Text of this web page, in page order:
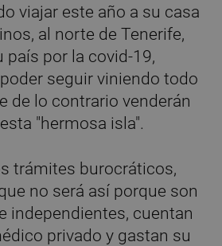
viajar este año a su casa
al norte de Tenerife,
país por la covid-19,
seguir viniendo todo
de lo contrario venderán
"hermosa isla".
trámites burocráticos,
no será así porque son
independientes, cuentan
privado y gastan su